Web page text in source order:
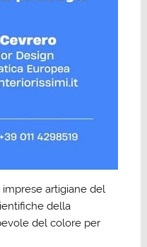
artigiane del
della
del colore per